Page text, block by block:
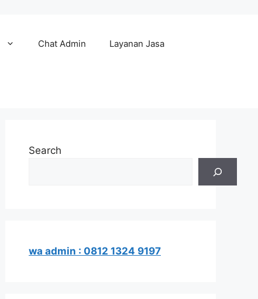
Chat Admin Layanan Jasa
Search
wa admin : 0812 1324 9197